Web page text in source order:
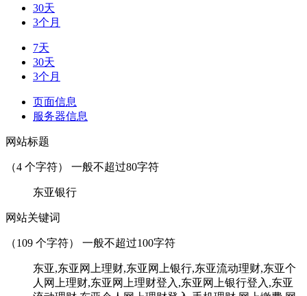
30天
3个月
7天
30天
3个月
页面信息
服务器信息
网站标题
（4 个字符） 一般不超过80字符
东亚银行
网站关键词
（109 个字符） 一般不超过100字符
东亚,东亚网上理财,东亚网上银行,东亚流动理财,东亚个
人网上理财,东亚网上理财登入,东亚网上银行登入,东亚